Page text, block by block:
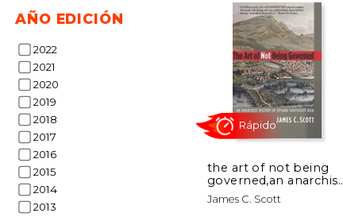
AÑO EDICIÓN
2022
2021
2020
2019
2018
2017
2016
2015
2014
2013
15%
dcto.
the art of not being
governed,an anarchist
history of upland
southeast asia (en
James C. Scott